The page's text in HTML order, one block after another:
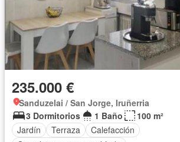
235.000 €
Sanduzelai / San Jorge, Iruñerria
3 Dormitorios
1 Baño
100 m²
Jardín
Terraza
Calefacción